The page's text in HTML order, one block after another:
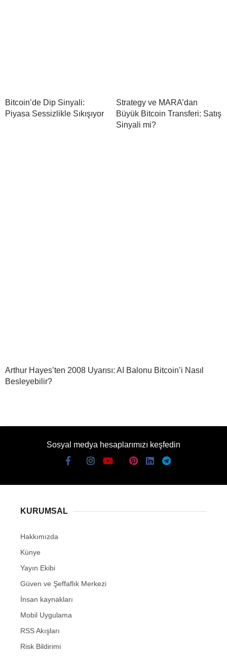
Bitcoin’de Dip Sinyali:
Piyasa Sessizlikle Sıkışıyor
Strategy ve MARA’dan
Büyük Bitcoin Transferi: Satış
Sinyali mi?
Arthur Hayes’ten 2008 Uyarısı: AI Balonu Bitcoin’i Nasıl
Besleyebilir?
Sosyal medya hesaplarımızı keşfedin
KURUMSAL
Hakkımızda
Künye
Yayın Ekibi
Güven ve Şeffaflık Merkezi
İnsan kaynakları
Mobil Uygulama
RSS Akışları
Risk Bildirimi